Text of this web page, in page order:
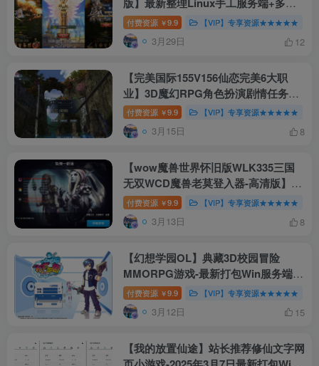
跨服+GM平台币授权后台+教程【站长
亲测】
付费资源 ￥9.9 【VIP】专享资源★★★★★
3月29日 12
【完美国际155V156仙恋完美6大职
业】3D魔幻RPG角色扮演剧情任务端
游 | 最新整理单机镜像端 | 一键安装
Linux服务端源码 | 架设视频教程 | GM
管理后台与工具 | 配套网页注册与完整
付费资源 ￥9.9 【VIP】专享资源★★★★★
3月15日 8
【wow魔兽世界怀旧版WLK335三国
无双WCD魔兽老莫登入器-高清版】3D
巨作端游-2025最新整理打包Win服务
端源码视频架设教程-网页注册-物品ID-
GM指令教程-完整PC客户端！
付费资源 ￥9.9 【VIP】专享资源★★★★★
3月13日 8
【幻想学园OL】典藏3D校园冒险
MMORPG游戏-最新打包Win服务端源
码视频架设教程-网页注册-详细外网教
程-完整PC客户端！
付费资源 ￥9.9 【VIP】专享资源★★★★★
3月12日 15
【我的放置仙途】站长推荐修仙文字网